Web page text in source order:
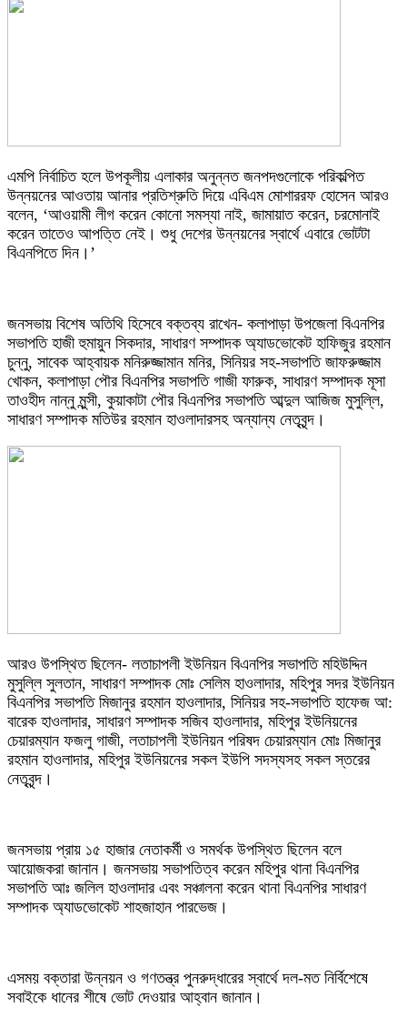
এমপি নির্বাচিত হলে উপকূলীয় এলাকার অনুন্নত জনপদগুলোকে পরিকল্পিত
উন্নয়নের আওতায় আনার প্রতিশ্রুতি দিয়ে এবিএম মোশাররফ হোসেন আরও
বলেন, ‘আওয়ামী লীগ করেন কোনো সমস্যা নাই, জামায়াত করেন, চরমোনাই
করেন তাতেও আপত্তি নেই। শুধু দেশের উন্নয়নের স্বার্থে এবারে ভোটটা
বিএনপিতে দিন।’
জনসভায় বিশেষ অতিথি হিসেবে বক্তব্য রাখেন- কলাপাড়া উপজেলা বিএনপির
সভাপতি হাজী হুমায়ুন সিকদার, সাধারণ সম্পাদক অ্যাডভোকেট হাফিজুর রহমান
চুন্নু, সাবেক আহ্বায়ক মনিরুজ্জামান মনির, সিনিয়র সহ-সভাপতি জাফরুজ্জাম
খোকন, কলাপাড়া পৌর বিএনপির সভাপতি গাজী ফারুক, সাধারণ সম্পাদক মূসা
তাওহীদ নান্নু মুন্সী, কুয়াকাটা পৌর বিএনপির সভাপতি আব্দুল আজিজ মুসুল্লি,
সাধারণ সম্পাদক মতিউর রহমান হাওলাদারসহ অন্যান্য নেতৃবৃন্দ।
আরও উপস্থিত ছিলেন- লতাচাপলী ইউনিয়ন বিএনপির সভাপতি মহিউদ্দিন
মুসুল্লি সুলতান, সাধারণ সম্পাদক মোঃ সেলিম হাওলাদার, মহিপুর সদর ইউনিয়ন
বিএনপির সভাপতি মিজানুর রহমান হাওলাদার, সিনিয়র সহ-সভাপতি হাফেজ আ:
বারেক হাওলাদার, সাধারণ সম্পাদক সজিব হাওলাদার, মহিপুর ইউনিয়নের
চেয়ারম্যান ফজলু গাজী, লতাচাপলী ইউনিয়ন পরিষদ চেয়ারম্যান মোঃ মিজানুর
রহমান হাওলাদার, মহিপুর ইউনিয়নের সকল ইউপি সদস্যসহ সকল স্তরের
নেতৃবৃন্দ।
জনসভায় প্রায় ১৫ হাজার নেতাকর্মী ও সমর্থক উপস্থিত ছিলেন বলে
আয়োজকরা জানান। জনসভায় সভাপতিত্ব করেন মহিপুর থানা বিএনপির
সভাপতি আঃ জলিল হাওলাদার এবং সঞ্চালনা করেন থানা বিএনপির সাধারণ
সম্পাদক অ্যাডভোকেট শাহজাহান পারভেজ।
এসময় বক্তারা উন্নয়ন ও গণতন্ত্র পুনরুদ্ধারের স্বার্থে দল-মত নির্বিশেষে
সবাইকে ধানের শীষে ভোট দেওয়ার আহ্বান জানান।